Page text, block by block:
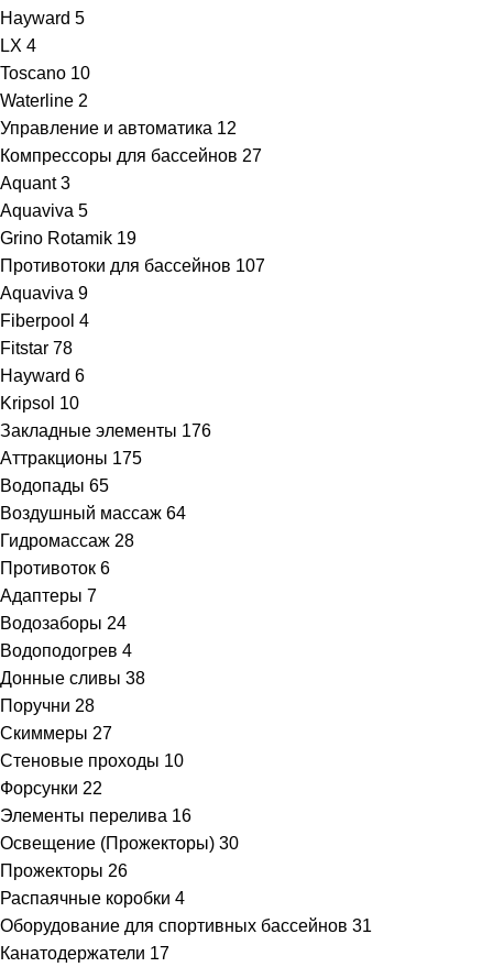
Hayward 5
LX 4
Toscano 10
Waterline 2
Управление и автоматика 12
Компрессоры для бассейнов 27
Aquant 3
Aquaviva 5
Grino Rotamik 19
Противотоки для бассейнов 107
Aquaviva 9
Fiberpool 4
Fitstar 78
Hayward 6
Kripsol 10
Закладные элементы 176
Аттракционы 175
Водопады 65
Воздушный массаж 64
Гидромассаж 28
Противоток 6
Адаптеры 7
Водозаборы 24
Водоподогрев 4
Донные сливы 38
Поручни 28
Скиммеры 27
Стеновые проходы 10
Форсунки 22
Элементы перелива 16
Освещение (Прожекторы) 30
Прожекторы 26
Распаячные коробки 4
Оборудование для спортивных бассейнов 31
Канатодержатели 17